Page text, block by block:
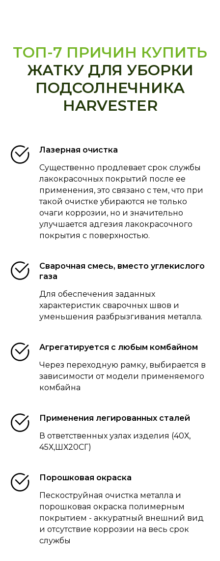
ТОП-7 ПРИЧИН КУПИТЬ
ЖАТКУ ДЛЯ УБОРКИ
ПОДСОЛНЕЧНИКА
HARVESTER
Лазерная очистка
Существенно продлевает срок службы
лакокрасочных покрытий после ее
применения, это связано с тем, что при
такой очистке убираются не только
очаги коррозии, но и значительно
улучшается адгезия лакокрасочного
покрытия с поверхностью.
Сварочная смесь, вместо углекислого
газа
Для обеспечения заданных
характеристик сварочных швов и
уменьшения разбрызгивания металла.
Агрегатируется с любым комбайном
Через переходную рамку, выбирается в
зависимости от модели применяемого
комбайна
Применения легированных сталей
В ответственных узлах изделия (40Х,
45Х,ШХ20СГ)
Порошковая окраска
Пескоструйная очистка металла и
порошковая окраска полимерным
покрытием - аккуратный внешний вид
и отсутствие коррозии на весь срок
службы